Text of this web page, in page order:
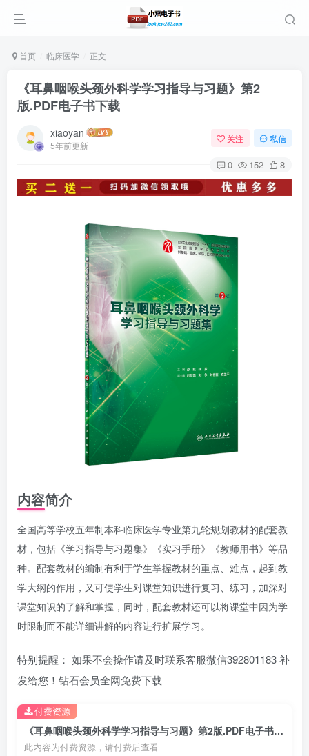
首页 临床医学 正文
《耳鼻咽喉头颈外科学学习指导与习题》第2
版.PDF电子书下载
xiaoyan
5年前更新
关注 私信
0 152 8
内容简介
全国高等学校五年制本科临床医学专业第九轮规划教材的配套教
材，包括《学习指导与习题集》《实习手册》《教师用书》等品
种。配套教材的编制有利于学生掌握教材的重点、难点，起到教
学大纲的作用，又可使学生对课堂知识进行复习、练习，加深对
课堂知识的了解和掌握，同时，配套教材还可以将课堂中因为学
时限制而不能详细讲解的内容进行扩展学习。
特别提醒： 如果不会操作请及时联系客服微信392801183 补
发给您！钻石会员全网免费下载
《耳鼻咽喉头颈外科学学习指导与习题》第2版.PDF电子书下载
此内容为付费资源，请付费后查看
付费资源